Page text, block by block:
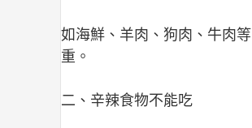
如海鮮、羊肉、狗肉、牛肉
重。
二、辛辣食物不能吃